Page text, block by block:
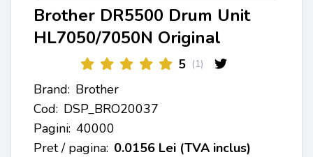
Brother DR5500 Drum Unit
HL7050/7050N Original
5 (1)
Brand: Brother
Cod: DSP_BRO20037
Pagini: 40000
Pret / pagina: 0.0156 Lei (TVA inclus)